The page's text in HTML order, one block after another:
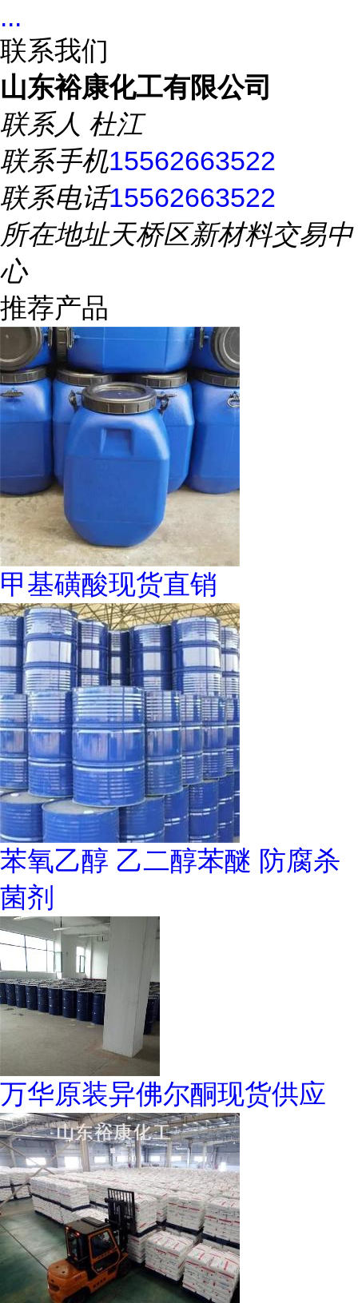
...
联系我们
山东裕康化工有限公司
联系人 杜江
联系手机15562663522
联系电话15562663522
所在地址天桥区新材料交易中
心
推荐产品
甲基磺酸现货直销
苯氧乙醇 乙二醇苯醚 防腐杀
菌剂
万华原装异佛尔酮现货供应